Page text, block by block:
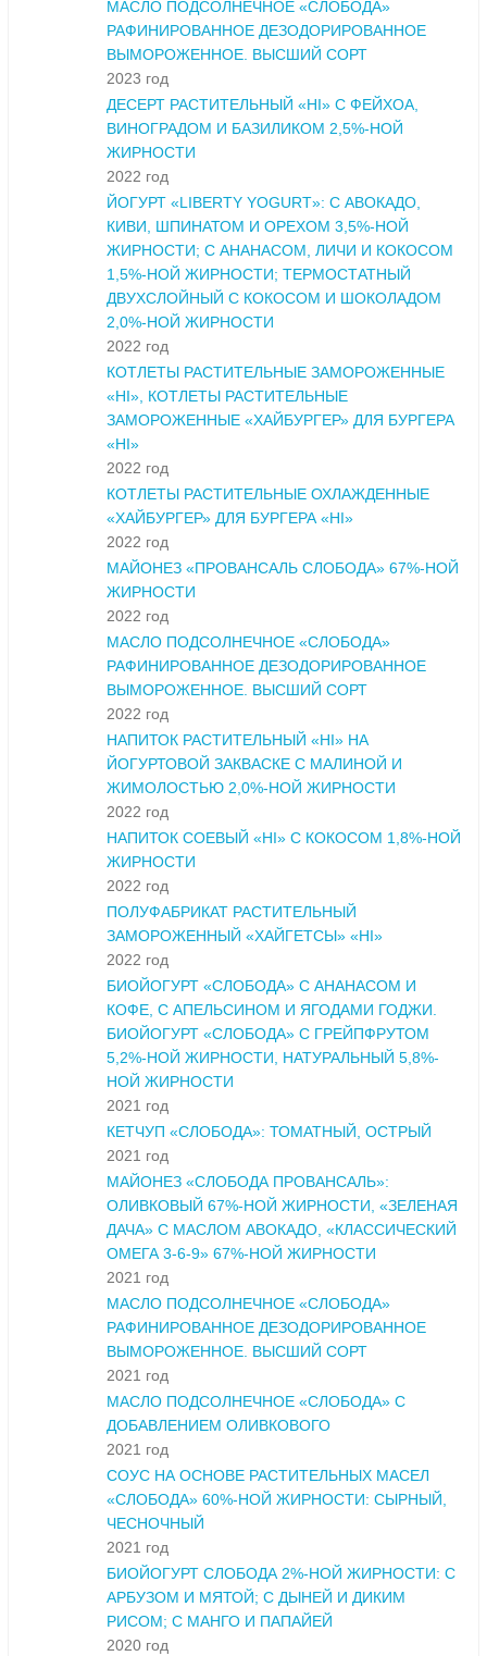
МАСЛО ПОДСОЛНЕЧНОЕ «СЛОБОДА»
РАФИНИРОВАННОЕ ДЕЗОДОРИРОВАННОЕ
ВЫМОРОЖЕННОЕ. ВЫСШИЙ СОРТ
2023 год
ДЕСЕРТ РАСТИТЕЛЬНЫЙ «HI» С ФЕЙХОА,
ВИНОГРАДОМ И БАЗИЛИКОМ 2,5%-НОЙ
ЖИРНОСТИ
2022 год
ЙОГУРТ «LIBERTY YOGURT»: С АВОКАДО,
КИВИ, ШПИНАТОМ И ОРЕХОМ 3,5%-НОЙ
ЖИРНОСТИ; С АНАНАСОМ, ЛИЧИ И КОКОСОМ
1,5%-НОЙ ЖИРНОСТИ; ТЕРМОСТАТНЫЙ
ДВУХСЛОЙНЫЙ С КОКОСОМ И ШОКОЛАДОМ
2,0%-НОЙ ЖИРНОСТИ
2022 год
КОТЛЕТЫ РАСТИТЕЛЬНЫЕ ЗАМОРОЖЕННЫЕ
«HI», КОТЛЕТЫ РАСТИТЕЛЬНЫЕ
ЗАМОРОЖЕННЫЕ «ХАЙБУРГЕР» ДЛЯ БУРГЕРА
«HI»
2022 год
КОТЛЕТЫ РАСТИТЕЛЬНЫЕ ОХЛАЖДЕННЫЕ
«ХАЙБУРГЕР» ДЛЯ БУРГЕРА «HI»
2022 год
МАЙОНЕЗ «ПРОВАНСАЛЬ СЛОБОДА» 67%-НОЙ
ЖИРНОСТИ
2022 год
МАСЛО ПОДСОЛНЕЧНОЕ «СЛОБОДА»
РАФИНИРОВАННОЕ ДЕЗОДОРИРОВАННОЕ
ВЫМОРОЖЕННОЕ. ВЫСШИЙ СОРТ
2022 год
НАПИТОК РАСТИТЕЛЬНЫЙ «HI» НА
ЙОГУРТОВОЙ ЗАКВАСКЕ С МАЛИНОЙ И
ЖИМОЛОСТЬЮ 2,0%-НОЙ ЖИРНОСТИ
2022 год
НАПИТОК СОЕВЫЙ «HI» С КОКОСОМ 1,8%-НОЙ
ЖИРНОСТИ
2022 год
ПОЛУФАБРИКАТ РАСТИТЕЛЬНЫЙ
ЗАМОРОЖЕННЫЙ «ХАЙГЕТСЫ» «HI»
2022 год
БИОЙОГУРТ «СЛОБОДА» С АНАНАСОМ И
КОФЕ, С АПЕЛЬСИНОМ И ЯГОДАМИ ГОДЖИ.
БИОЙОГУРТ «СЛОБОДА» С ГРЕЙПФРУТОМ
5,2%-НОЙ ЖИРНОСТИ, НАТУРАЛЬНЫЙ 5,8%-
НОЙ ЖИРНОСТИ
2021 год
КЕТЧУП «СЛОБОДА»: ТОМАТНЫЙ, ОСТРЫЙ
2021 год
МАЙОНЕЗ «СЛОБОДА ПРОВАНСАЛЬ»:
ОЛИВКОВЫЙ 67%-НОЙ ЖИРНОСТИ, «ЗЕЛЕНАЯ
ДАЧА» С МАСЛОМ АВОКАДО, «КЛАССИЧЕСКИЙ
ОМЕГА 3-6-9» 67%-НОЙ ЖИРНОСТИ
2021 год
МАСЛО ПОДСОЛНЕЧНОЕ «СЛОБОДА»
РАФИНИРОВАННОЕ ДЕЗОДОРИРОВАННОЕ
ВЫМОРОЖЕННОЕ. ВЫСШИЙ СОРТ
2021 год
МАСЛО ПОДСОЛНЕЧНОЕ «СЛОБОДА» С
ДОБАВЛЕНИЕМ ОЛИВКОВОГО
2021 год
СОУС НА ОСНОВЕ РАСТИТЕЛЬНЫХ МАСЕЛ
«СЛОБОДА» 60%-НОЙ ЖИРНОСТИ: СЫРНЫЙ,
ЧЕСНОЧНЫЙ
2021 год
БИОЙОГУРТ СЛОБОДА 2%-НОЙ ЖИРНОСТИ: С
АРБУЗОМ И МЯТОЙ; С ДЫНЕЙ И ДИКИМ
РИСОМ; С МАНГО И ПАПАЙЕЙ
2020 год